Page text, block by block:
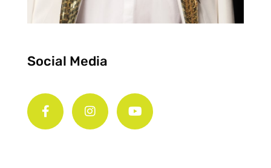
Social Media
a
c
n
s
o
u